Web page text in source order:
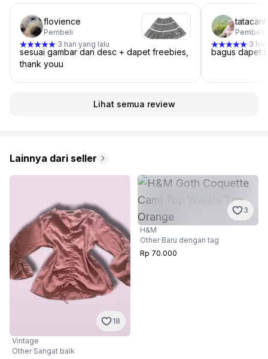
Lainnya dari seller
18
Vintage
Other·Sangat baik
3
H&M
Other·Baru dengan tag
Rp 70.000
flovience
Pembeli
·3 hari yang lalu
sesuai gambar dan desc + dapet freebies,
thank youu
Pembeli
·3
bagus dapet
Lihat semua review